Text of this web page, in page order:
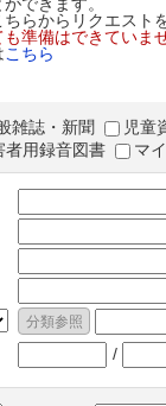
らからリクエス
準備はできてい
こちら
雑誌・新聞
児童
者用録音図書 マ
/